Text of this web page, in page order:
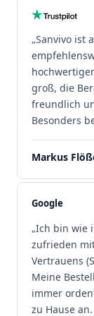
„Sanvivo ist
groß, die
freundlich
Besonders
der
alles läuft
sind extrem
Mal viel Zeit
Stelle
Team von
rundum
Markus
Google
„Ich bin wie
zufrieden
Vertrauens
Meine
immer
zu Hause